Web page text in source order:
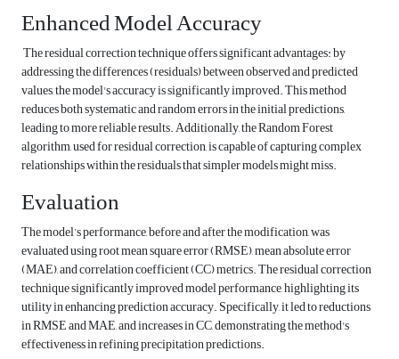
Enhanced Model Accuracy
The residual correction technique offers significant advantages: by
addressing the differences (residuals) between observed and predicted
values, the model's accuracy is significantly improved. This method
reduces both systematic and random errors in the initial predictions,
leading to more reliable results. Additionally, the Random Forest
algorithm, used for residual correction, is capable of capturing complex
relationships within the residuals that simpler models might miss.
Evaluation
The model’s performance, before and after the modification, was
evaluated using root mean square error (RMSE), mean absolute error
(MAE), and correlation coefficient (CC) metrics. The residual correction
technique significantly improved model performance, highlighting its
utility in enhancing prediction accuracy. Specifically, it led to reductions
in RMSE and MAE, and increases in CC, demonstrating the method's
effectiveness in refining precipitation predictions.